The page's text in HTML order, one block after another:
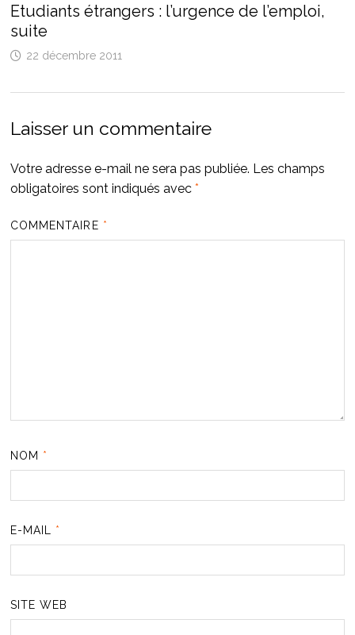
Etudiants étrangers : l’urgence de l’emploi,
suite
22 décembre 2011
Laisser un commentaire
Votre adresse e-mail ne sera pas publiée. Les champs
obligatoires sont indiqués avec *
COMMENTAIRE *
NOM *
E-MAIL *
SITE WEB